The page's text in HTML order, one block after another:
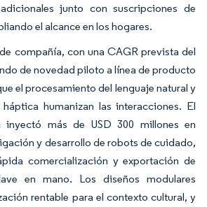
junto con suscripciones de
el alcance en los hogares.
compañía, con una CAGR prevista del
de novedad piloto a línea de producto
el procesamiento del lenguaje natural y
humanizan las interacciones. El
más de USD 300 millones en
y desarrollo de robots de cuidado,
comercialización y exportación de
en mano. Los diseños modulares
rentable para el contexto cultural, y